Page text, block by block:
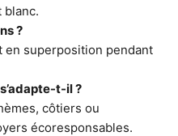
blanc.
?
en superposition pendant
t-il ?
côtiers ou
écoresponsables.